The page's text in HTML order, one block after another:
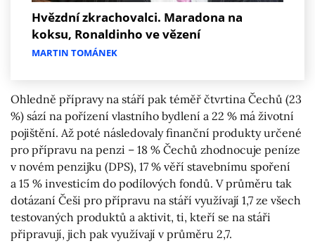
Hvězdní zkrachovalci. Maradona na
koksu, Ronaldinho ve vězení
MARTIN TOMÁNEK
Ohledně přípravy na stáří pak téměř čtvrtina Čechů (23
%) sází na pořízení vlastního bydlení a 22 % má životní
pojištění. Až poté následovaly finanční produkty určené
pro přípravu na penzi – 18 % Čechů zhodnocuje peníze
v novém penzijku (DPS), 17 % věří stavebnímu spoření
a 15 % investicím do podílových fondů. V průměru tak
dotázaní Češi pro přípravu na stáří využívají 1,7 ze všech
testovaných produktů a aktivit, ti, kteří se na stáři
připravují, jich pak využívají v průměru 2,7.